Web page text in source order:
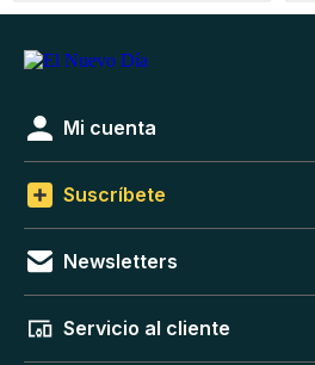
Mi cuenta
Suscríbete
Newsletters
Servicio al cliente